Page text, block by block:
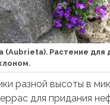
(Aubrieta). Растение для
разной высоты в
для придания